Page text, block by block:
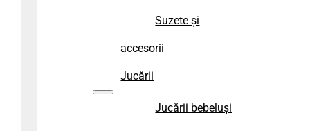
Suzete și
accesorii
Jucării
Jucării bebeluși